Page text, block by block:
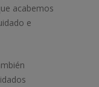
acabemos
e